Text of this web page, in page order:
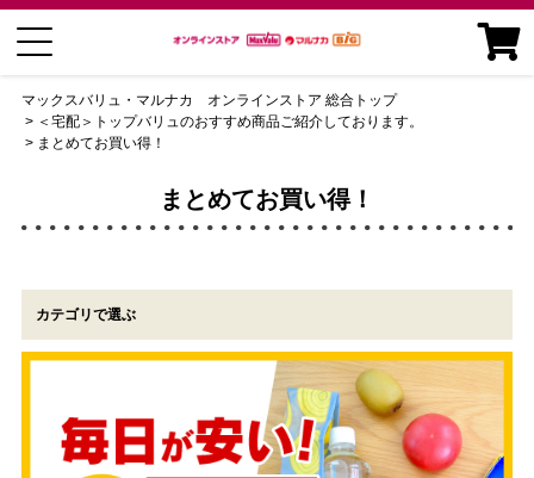
マックスバリュ・マルナカ オンラインストア 総合トップ
＜宅配＞トップバリュのおすすめ商品ご紹介しております。
まとめてお買い得！
まとめてお買い得！
カテゴリで選ぶ